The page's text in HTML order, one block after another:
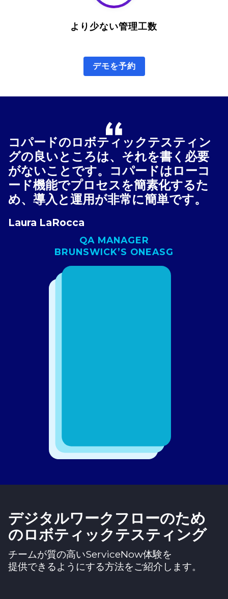
より少ない管理工数
デモを予約
コパードのロボティックテスティン
グの良いところは、それを書く必要
がないことです。コパードはローコ
ード機能でプロセスを簡素化するた
め、導入と運用が非常に簡単です。
Laura LaRocca
QA MANAGER
BRUNSWICK’S ONEASG
デジタルワークフローのため
のロボティックテスティング
チームが質の高いServiceNow体験を
提供できるようにする方法をご紹介します。